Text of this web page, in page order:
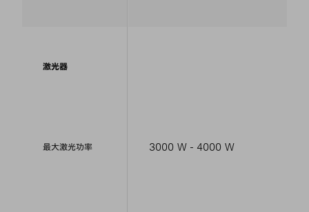
激光器
最大激光功率 3000 W - 4000 W